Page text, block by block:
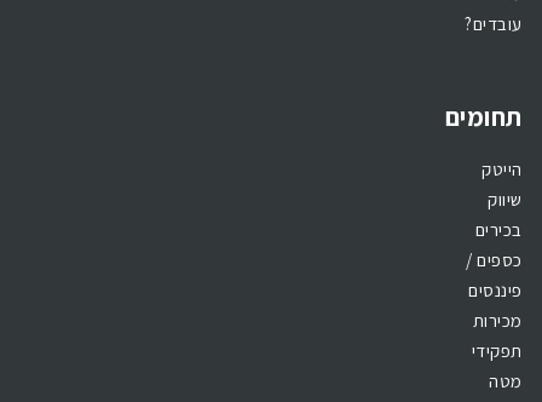
עובדים?
תחומים
הייטק
שיווק
בכירים
כספים /
פיננסים
מכירות
תפקידי
מטה